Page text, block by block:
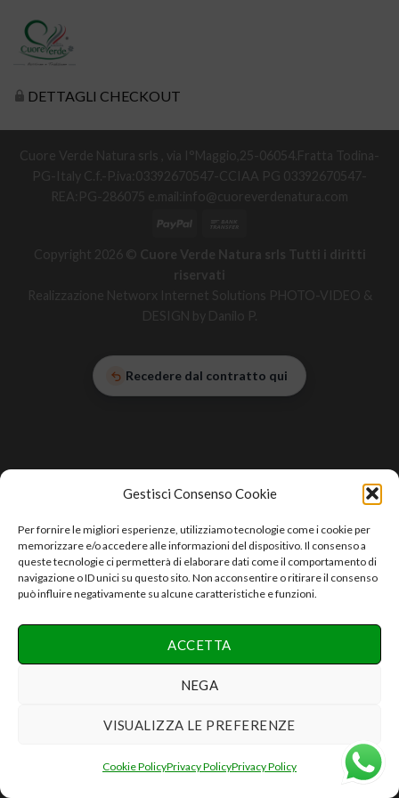
Gestisci Consenso Cookie
Per fornire le migliori esperienze, utilizziamo tecnologie come i cookie per
memorizzare e/o accedere alle informazioni del dispositivo. Il consenso a
queste tecnologie ci permetterà di elaborare dati come il comportamento di
navigazione o ID unici su questo sito. Non acconsentire o ritirare il consenso
può influire negativamente su alcune caratteristiche e funzioni.
ACCETTA
NEGA
VISUALIZZA LE PREFERENZE
Cookie PolicyPrivacy PolicyPrivacy Policy
DETTAGLI CHECKOUT
Cuore Verde Natura srls , via I°Maggio,25-06054.Fratta Todina-
PG-Italy C.f.-P.iva:03392670547-CCIAA PG 03392670547-
REA:PG-286075 e.mail:info@cuoreverdenatura.com
Copyright 2026 © Cuore Verde Natura srls Tutti i diritti
riservati
Realizzazione Networx Internet Solutions PHOTO-VIDEO &
DESIGN by Danilo P.
Recedere dal contratto qui